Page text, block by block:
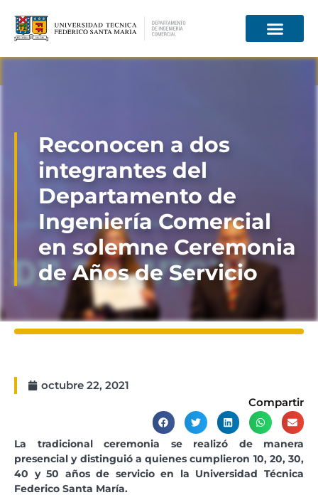
Reconocen a dos
integrantes del
Departamento de
Ingeniería Comercial
en solemne Ceremonia
de Años de Servicio
octubre 22, 2021
Compartir
La tradicional ceremonia se realizó de manera
presencial y distinguió a quienes cumplieron 10, 20, 30,
40 y 50 años de servicio en la Universidad Técnica
Federico Santa María.